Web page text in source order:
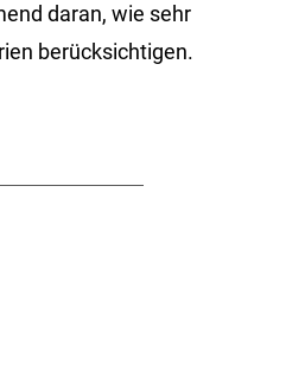
daran, wie sehr
berücksichtigen.